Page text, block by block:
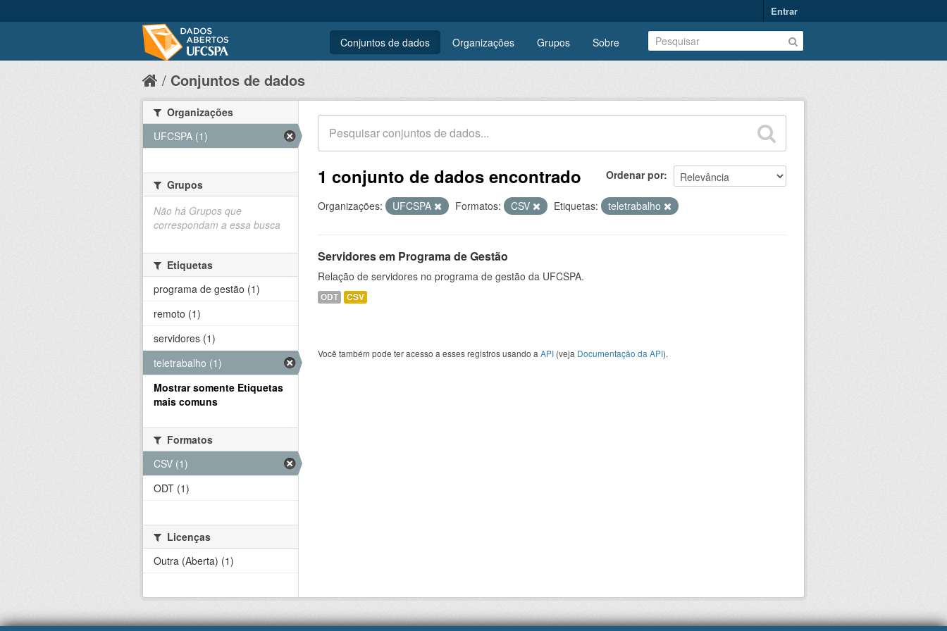
Entrar
Conjuntos de dados Organizações Grupos Sobre
Conjuntos de dados
Ordenar por
1 conjunto de dados encontrado
Organizações: UFCSPA Formatos: CSV Etiquetas: teletrabalho
Servidores em Programa de Gestão
Relação de servidores no programa de gestão da UFCSPA.
ODT CSV
Você também pode ter acesso a esses registros usando a API (veja Documentação da API).
Organizações
UFCSPA (1)
Grupos
Não há Grupos que
correspondam a essa busca
Etiquetas
programa de gestão (1)
remoto (1)
servidores (1)
teletrabalho (1)
Mostrar somente Etiquetas
mais comuns
Formatos
CSV (1)
ODT (1)
Licenças
Outra (Aberta) (1)